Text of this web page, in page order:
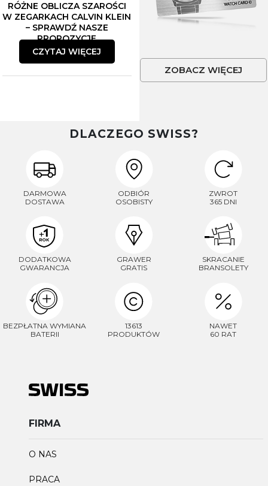
RÓŻNE OBLICZA SZAROŚCI
W ZEGARKACH CALVIN KLEIN
– SPRAWDŹ NASZE
PROPOZYCJE
CZYTAJ WIĘCEJ
ZOBACZ WIĘCEJ
DLACZEGO SWISS?
DARMOWA
DOSTAWA
ODBIÓR
OSOBISTY
ZWROT
365 DNI
DODATKOWA
GWARANCJA
GRAWER
GRATIS
SKRACANIE
BRANSOLETY
BEZPŁATNA WYMIANA
BATERII
13613
PRODUKTÓW
NAWET
60 RAT
FIRMA
O NAS
PRACA